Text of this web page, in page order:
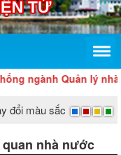
Quản lý nhà
đổi màu sắc
nhà nước